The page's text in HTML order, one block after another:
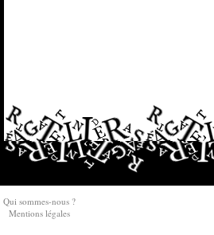
Qui sommes-nous ?
Mentions légales